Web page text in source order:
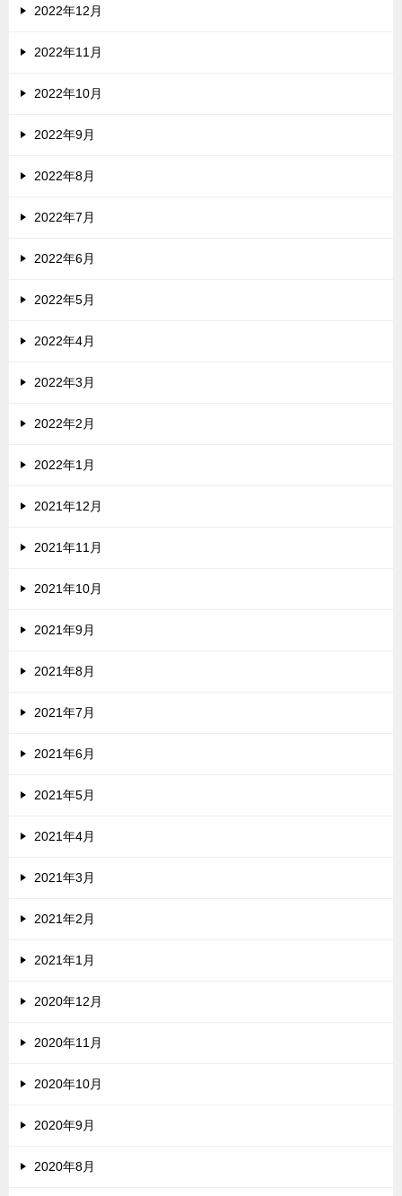
2022年12月
2022年11月
2022年10月
2022年9月
2022年8月
2022年7月
2022年6月
2022年5月
2022年4月
2022年3月
2022年2月
2022年1月
2021年12月
2021年11月
2021年10月
2021年9月
2021年8月
2021年7月
2021年6月
2021年5月
2021年4月
2021年3月
2021年2月
2021年1月
2020年12月
2020年11月
2020年10月
2020年9月
2020年8月